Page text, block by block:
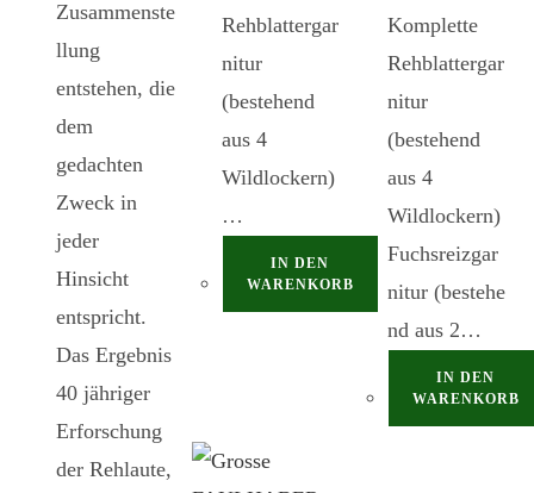
Zusammenste
llung
entstehen, die
dem
gedachten
Zweck in
jeder
Hinsicht
entspricht.
Das Ergebnis
40 jähriger
Erforschung
der Rehlaute,
Rehblattergar
nitur
(bestehend
aus 4
Wildlockern)
…
IN DEN
WARENKORB
Komplette
Rehblattergar
nitur
(bestehend
aus 4
Wildlockern)
Fuchsreizgar
nitur (bestehe
nd aus 2…
IN DEN
WARENKORB